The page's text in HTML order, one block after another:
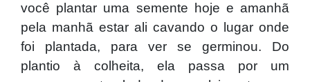
você plantar uma semente hoje e amanhã
pela manhã estar ali cavando o lugar onde
foi plantada, para ver se germinou. Do
plantio à colheita, ela passa por um